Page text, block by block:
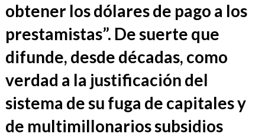
obtener los dólares de pago a los
prestamistas”. De suerte que
difunde, desde décadas, como
verdad a la justificación del
sistema de su fuga de capitales y
de multimillonarios subsidios